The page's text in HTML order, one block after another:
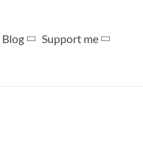
Blog Support me